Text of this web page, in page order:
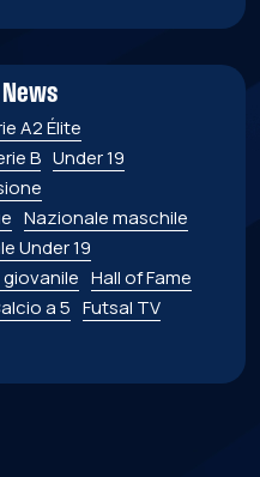
A2 Élite
B Under 19
Nazionale maschile
Under 19
Hall of Fame
a 5 Futsal TV